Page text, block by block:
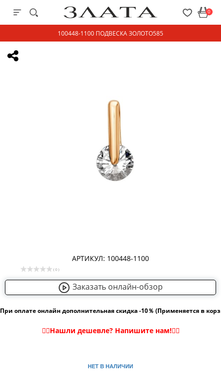
0
100448-1100 ПОДВЕСКА ЗОЛОТО585
АРТИКУЛ: 100448-1100
( 0 )
Заказать онлайн-обзор
При оплате онлайн дополнительная скидка -10％ (Применяется в
НЕТ В НАЛИЧИИ